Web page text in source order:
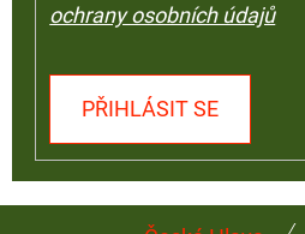
ochrany osobních údajů
PŘIHLÁSIT SE